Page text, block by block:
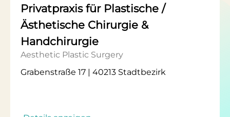
Privatpraxis für Plastische /
Ästhetische Chirurgie &
Handchirurgie
Aesthetic Plastic Surgery
Grabenstraße 17 | 40213 Stadtbezirk